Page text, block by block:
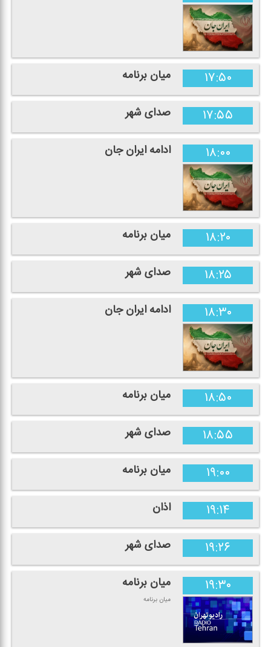
۱۷:۵۰ میان برنامه
۱۷:۵۵ صدای شهر
۱۸:۰۰ ادامه ایران جان
۱۸:۲۰ میان برنامه
۱۸:۲۵ صدای شهر
۱۸:۳۰ ادامه ایران جان
۱۸:۵۰ میان برنامه
۱۸:۵۵ صدای شهر
۱۹:۰۰ میان برنامه
۱۹:۱۴ اذان
۱۹:۲۶ صدای شهر
۱۹:۳۰ میان برنامه
میان برنامه